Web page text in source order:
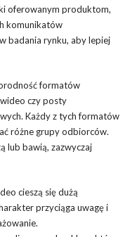
oferowanym produktom,
komunikatów
badania rynku, aby lepiej
formatów
czy posty
Każdy z tych formatów
różne grupy odbiorców.
lub bawią, zazwyczaj
cieszą się dużą
przyciąga uwagę i